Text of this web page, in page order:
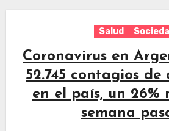
Salud
Coronavirus en
52.745 contagios de
en el país, un 26%
semana